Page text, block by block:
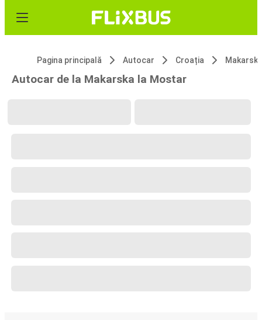
Pagina principală Autocar Croația Makarska
Autocar de la Makarska la Mostar